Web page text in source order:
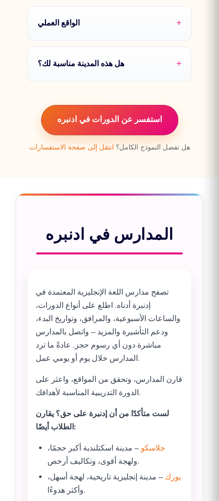
الواقع العملي
هل هذه المدينة مناسبة لك؟
استفسر عن الدورات في ادنبره
هل تفضل النموذج الكامل؟ انتقل إلى صفحة الاستفسارات
المدارس في ادنبره
تصفح مدارس اللغة الإنجليزية المعتمدة في
إدنبرة أدناه. اطلع على أنواع الدورات،
والساعات الأسبوعية، والمرافق، وتواريخ البدء،
ودعم التأشيرة والمزيد – واتصل بالمدارس
مباشرة دون أي رسوم حجز. عادةً ما ترد
المدارس خلال يوم أو يومي عمل.
قارن المدارس، وتحقق من المواقع، واعثر على
الدورة التدريبية المناسبة لأهدافك.
لست متأكدًا من أن إدنبرة على حق؟ يقارن
الطلاب أيضًا:
جلاسكو – مدينة اسكتلندية أكبر حجمًا،
ولهجة أقوى، وتكاليف أرخص.
يورك – مدينة إنجليزية تاريخية، لهجة أسهل،
وأكثر هدوءًا.